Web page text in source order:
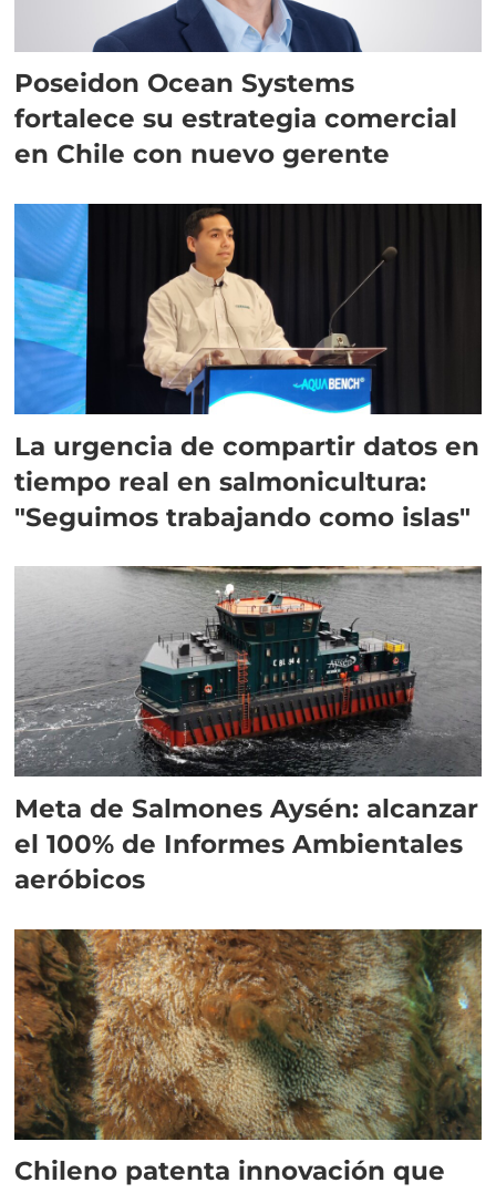
Poseidon Ocean Systems
fortalece su estrategia comercial
en Chile con nuevo gerente
La urgencia de compartir datos en
tiempo real en salmonicultura:
"Seguimos trabajando como islas"
Meta de Salmones Aysén: alcanzar
el 100% de Informes Ambientales
aeróbicos
Chileno patenta innovación que